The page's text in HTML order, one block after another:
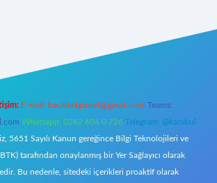
E-mail: backlinkpaneli@gmail.com Teams:
Whatsapp: 0262 606 0 726 Telegram: @karabul
5651 Sayılı Kanun gereğince Bilgi Teknolojileri ve
tarafından onaylanmış bir Yer Sağlayıcı olarak
Bu nedenle, sitedeki içerikleri proaktif olarak